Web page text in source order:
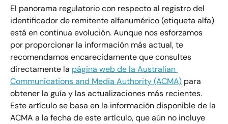
El panorama regulatorio con respecto al registro del
identificador de remitente alfanumérico (etiqueta alfa)
está en continua evolución. Aunque nos esforzamos
por proporcionar la información más actual, te
recomendamos encarecidamente que consultes
directamente la página web de la Australian
Communications and Media Authority (ACMA) para
obtener la guía y las actualizaciones más recientes.
Este artículo se basa en la información disponible de la
ACMA a la fecha de este artículo, que aún no incluye